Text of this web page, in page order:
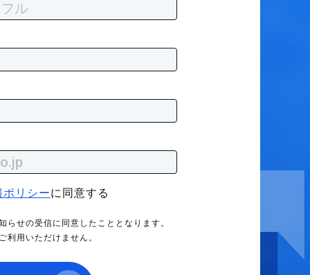
リシーに同意する
せの受信に同意したこととなります。
用いただけません。